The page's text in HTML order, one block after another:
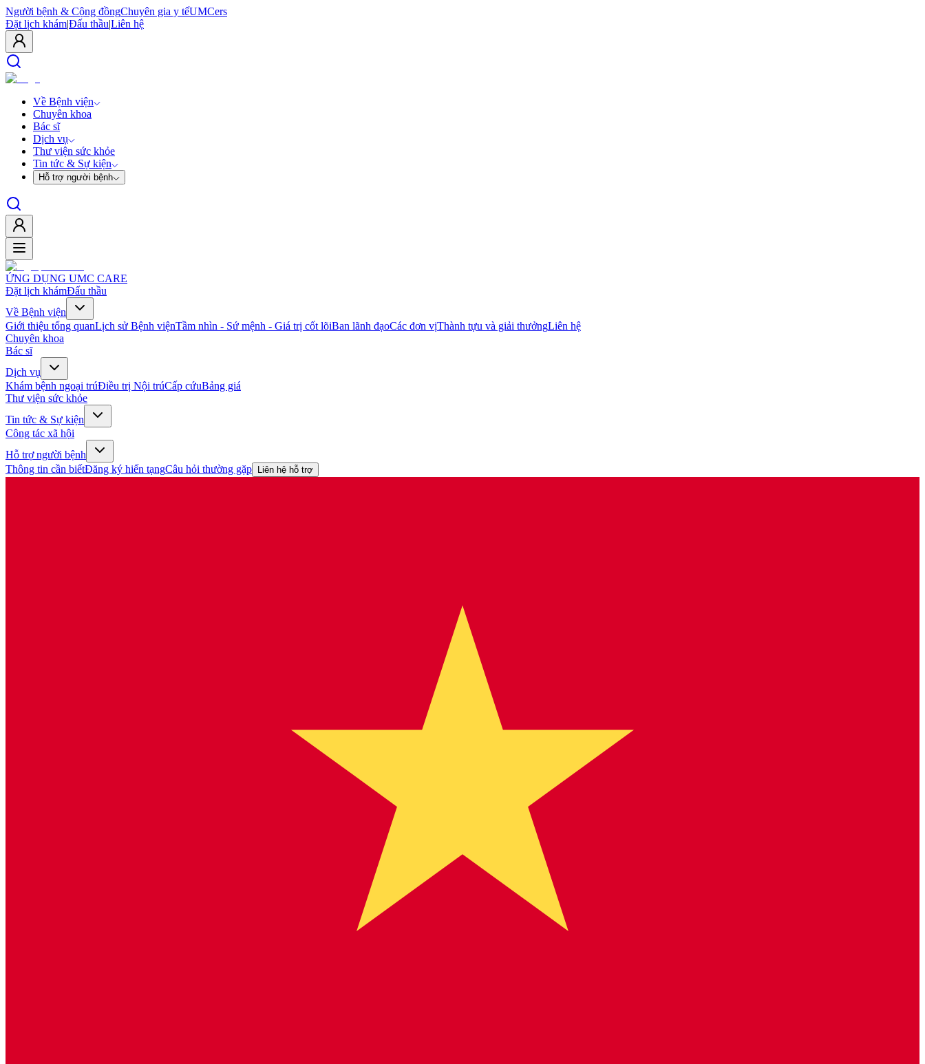
Người bệnh & Cộng đồngChuyên gia y tếUMCers
Đặt lịch khám|Đấu thầu|Liên hệ
Về Bệnh viện
Chuyên khoa
Bác sĩ
Dịch vụ
Thư viện sức khỏe
Tin tức & Sự kiện
Hỗ trợ người bệnh
ỨNG DỤNG UMC CARE
Đặt lịch khámĐấu thầu
Về Bệnh viện
Giới thiệu tổng quanLịch sử Bệnh việnTầm nhìn - Sứ mệnh - Giá trị cốt lõiBan lãnh đạoCác đơn vịThành tựu và giải thưởngLiên hệ
Chuyên khoa
Bác sĩ
Dịch vụ
Khám bệnh ngoại trúĐiều trị Nội trúCấp cứuBảng giá
Thư viện sức khỏe
Tin tức & Sự kiện
Công tác xã hội
Hỗ trợ người bệnh
Thông tin cần biếtĐăng ký hiến tạngCâu hỏi thường gặp Liên hệ hỗ trợ